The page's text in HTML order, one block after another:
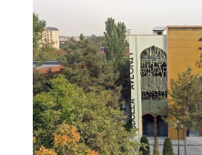
представителей
навоиведения,
просветитель,
определения
масштаб его
научного подвига.